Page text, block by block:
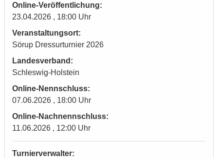
Online-Veröffentlichung:
23.04.2026 , 18:00 Uhr
Veranstaltungsort:
Sörup Dressurturnier 2026
Landesverband:
Schleswig-Holstein
Online-Nennschluss:
07.06.2026 , 18:00 Uhr
Online-Nachnennschluss:
11.06.2026 , 12:00 Uhr
Turnierverwalter: